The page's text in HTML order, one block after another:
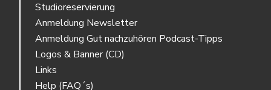
Studioreservierung
Anmeldung Newsletter
Anmeldung Gut nachzuhören Podcast-Tipps
Logos & Banner (CD)
Links
Help (FAQ´s)